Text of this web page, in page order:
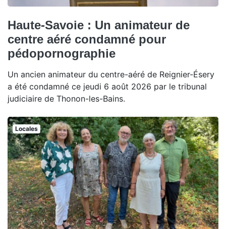
Haute-Savoie : Un animateur de
centre aéré condamné pour
pédopornographie
Un ancien animateur du centre-aéré de Reignier-Ésery
a été condamné ce jeudi 6 août 2026 par le tribunal
judiciaire de Thonon-les-Bains.
Locales